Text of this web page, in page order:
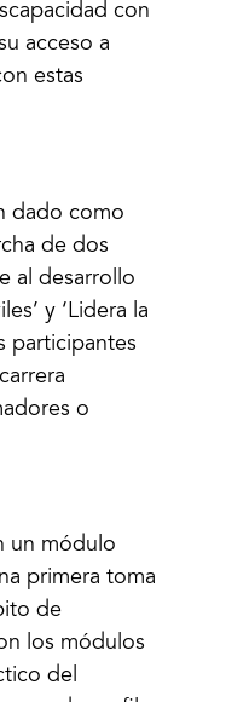
con
acceso a
estas
dado como
de dos
al desarrollo
y ‘Lidera la
participantes
o
un módulo
primera toma
de
los módulos
del